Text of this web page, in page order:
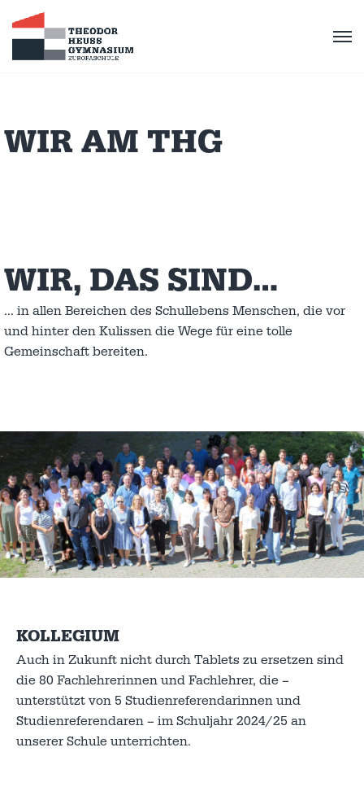
WIR AM THG
WIR, DAS SIND…
… in allen Bereichen des Schullebens Menschen, die vor
und hinter den Kulissen die Wege für eine tolle
Gemeinschaft bereiten.
KOLLEGIUM
Auch in Zukunft nicht durch Tablets zu ersetzen sind
die 80 Fachlehrerinnen und Fachlehrer, die –
unterstützt von 5 Studienreferendarinnen und
Studienreferendaren – im Schuljahr 2024/25 an
unserer Schule unterrichten.